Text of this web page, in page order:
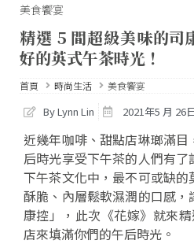
美食饗宴
精選 5 間超級美味的司
好的英式午茶時光！
首頁 時尚生活 美食饗宴
By Lynn Lin 2021年5 月 26
近幾年咖啡、甜點店琳瑯滿
后時光享受下午茶的人們有
下午茶文化中，最不可或缺
酥脆、內層鬆軟濕潤的口感
康控」，此次《花嫁》就來
店來填滿你們的午后時光。